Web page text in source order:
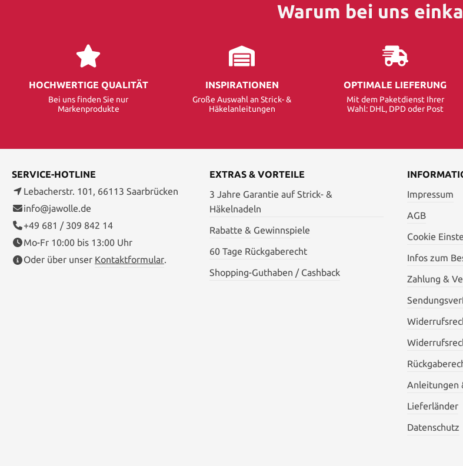
Warum bei uns
HOCHWERTIGE QUALITÄT
Bei uns finden Sie nur
Markenprodukte
INSPIRATIONEN
Große Auswahl an Strick- &
Häkelanleitungen
OPTIMALE LIEFERUNG
Mit dem Paketdienst Ihrer
Wahl: DHL, DPD oder Post
SERVICE-HOTLINE
Lebacherstr. 101, 66113 Saarbrücken
info@jawolle.de
+49 681 / 309 842 14
Mo-Fr 10:00 bis 13:00 Uhr
Oder über unser Kontaktformular.
EXTRAS & VORTEILE
3 Jahre Garantie auf Strick- &
Häkelnadeln
Rabatte & Gewinnspiele
60 Tage Rückgaberecht
Shopping-Guthaben / Cashback
Impressum
AGB
Cookie
Infos zum
Zahlung &
Anleitungen
Lieferländer
Datenschutz